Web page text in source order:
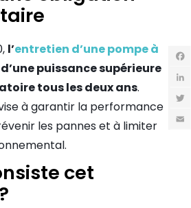
l’entretien d’une pompe à
d’une puissance supérieure
tous les deux ans.
à garantir la performance
les pannes et à limiter
cet